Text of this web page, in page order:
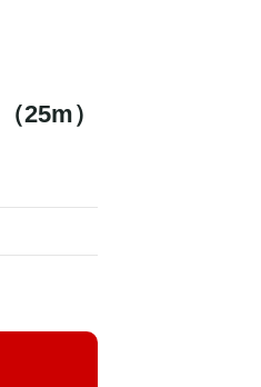
25m）